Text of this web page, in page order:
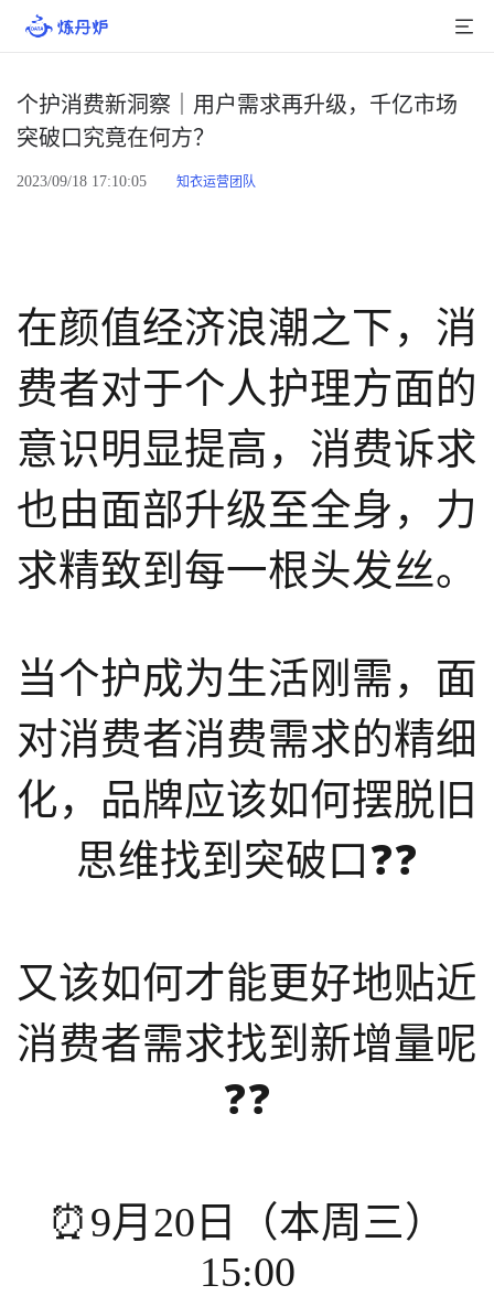
产品介绍
店铺数据
商品库
分析
组合洞察
数据中心
消费者说
解决方案
电商解决方案
资源中心
活动中心
公司介绍
行业报告
个护消费新洞察｜用户需求再升级，千亿市场
突破口究竟在何方？
2023/09/18 17:10:05 知衣运营团队
在颜值经济浪潮之下，消
费者对于个人护理方面的
意识明显提高，消费诉求
也由面部升级至全身，力
求精致到每一根头发丝。
当个护成为生活刚需，面
对消费者消费需求的精细
化，品牌应该如何摆脱旧
思维找到突破口❓❓
又该如何才能更好地贴近
消费者需求找到新增量呢
❓❓
⏰9月20日（本周三）
15:00